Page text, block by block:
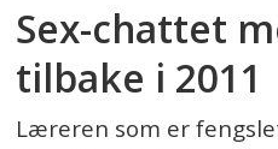
Sex-chattet
tilbake i 2011
Læreren som er